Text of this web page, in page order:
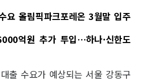
요 올림픽파크포레온 3월말 입주
억원 추가 투입…하나·신한도
출 수요가 예상되는 서울 강동구